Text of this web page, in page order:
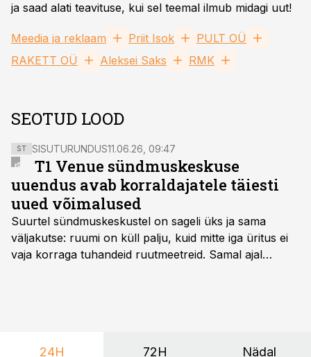
ja saad alati teavituse, kui sel teemal ilmub midagi uut!
Meedia ja reklaam Priit Isok
PULT OÜ
RAKETT OÜ
Aleksei Saks RMK
SEOTUD LOOD
ST SISUTURUNDUS11.06.26, 09:47
T1 Venue sündmuskeskuse
uuendus avab korraldajatele täiesti
uued võimalused
Suurtel sündmuskeskustel on sageli üks ja sama
väljakutse: ruumi on küll palju, kuid mitte iga üritus ei
vaja korraga tuhandeid ruutmeetreid. Samal ajal
nendele vajadustele vastanud uuendusega, mis pakub
24H 72H Nädal